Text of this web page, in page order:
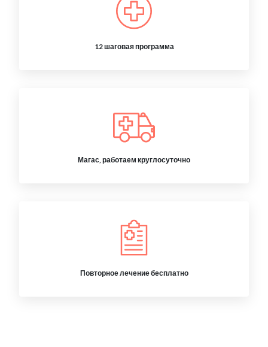
12 шаговая программа
Магас, работаем круглосуточно
Повторное лечение бесплатно